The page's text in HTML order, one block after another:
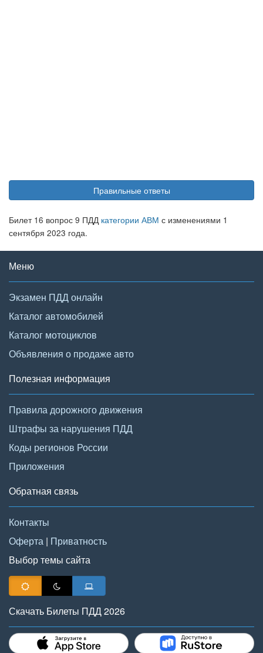
Правильные ответы
Билет 16 вопрос 9 ПДД категории АВМ с изменениями 1
сентября 2023 года.
Меню
Экзамен ПДД онлайн
Каталог автомобилей
Каталог мотоциклов
Объявления о продаже авто
Полезная информация
Правила дорожного движения
Штрафы за нарушения ПДД
Коды регионов России
Приложения
Обратная связь
Контакты
Оферта | Приватность
Выбор темы сайта
Скачать Билеты ПДД 2026